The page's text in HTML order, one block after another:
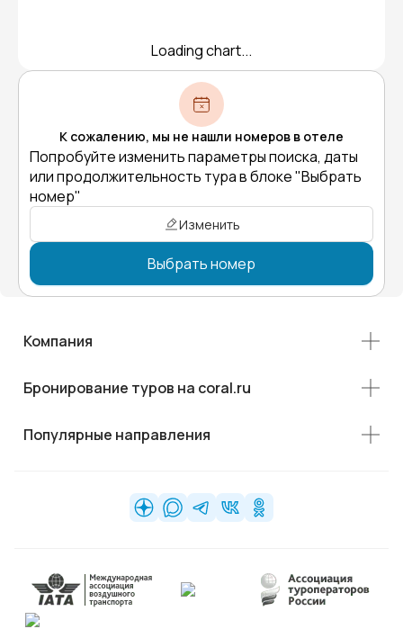
Loading chart...
К сожалению, мы не нашли номеров в отеле
Попробуйте изменить параметры поиска, даты
или продолжительность тура в блоке "Выбрать
номер"
Изменить
Выбрать номер
Компания
Бронирование туров на coral.ru
Популярные направления